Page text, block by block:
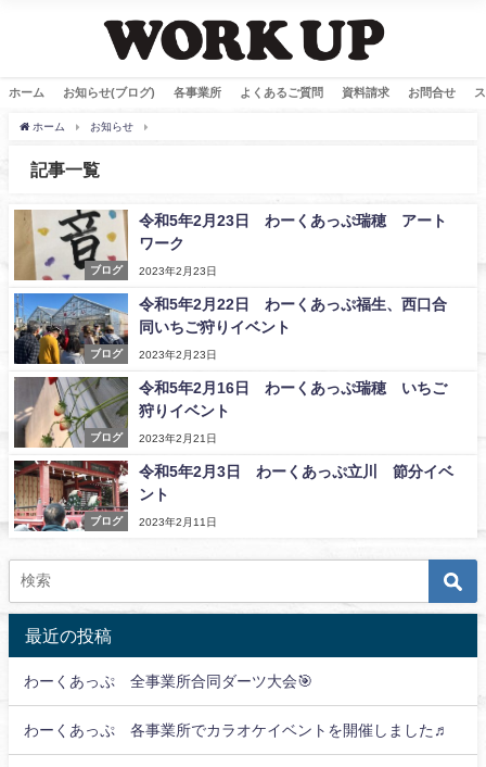
ホーム お知らせ(ブログ) 各事業所 よくあるご質問 資料請求 お問合せ
ホーム お知らせ
記事一覧
ブログ
令和5年2月23日 わーくあっぷ瑞穂 アート
ワーク
2023年2月23日
ブログ
令和5年2月22日 わーくあっぷ福生、西口合
同いちご狩りイベント
2023年2月23日
ブログ
令和5年2月16日 わーくあっぷ瑞穂 いちご
狩りイベント
2023年2月21日
ブログ
令和5年2月3日 わーくあっぷ立川 節分イベ
ント
2023年2月11日
最近の投稿
わーくあっぷ 全事業所合同ダーツ大会🎯
わーくあっぷ 各事業所でカラオケイベントを開催しました♬